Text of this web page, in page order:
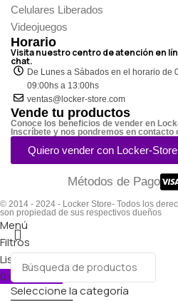
Celulares Liberados
Videojuegos
Horario
Visita nuestro centro de atención en
chat.
De Lunes a Sábados en el horario de
09:00hs a 13:00hs
ventas@locker-store.com
Vende tu productos
Conoce los beneficios de vender en
Inscríbete y nos pondremos en contacto
Quiero vender con Locker-
Métodos de Pago
© 2014 - 2024 - Locker Store- Todos los
son propiedad de sus respectivos dueños
Seleccione la categoría
Menú
Filtros
Lista de deseos
0 elementosCarro